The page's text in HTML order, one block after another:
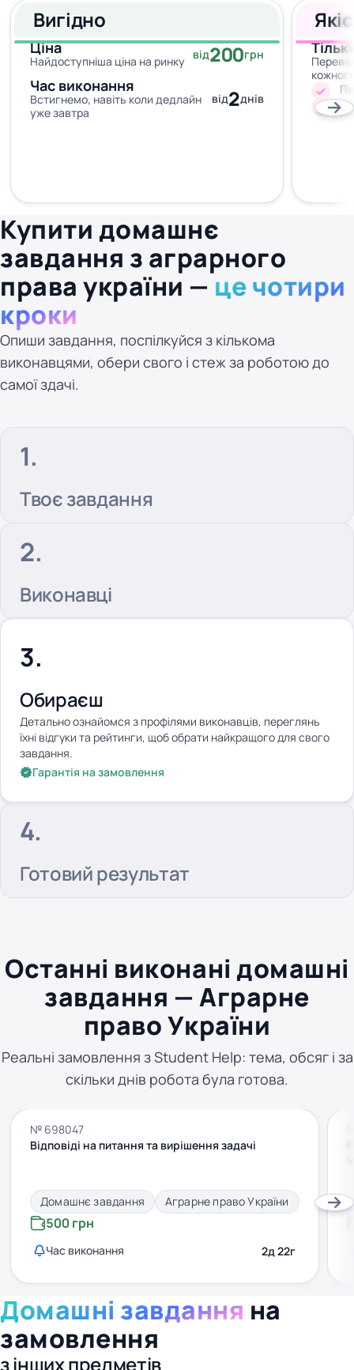
Вигідно
Ціна
Найдоступніша ціна на ринку від200грн
Час виконання
Встигнемо, навіть коли дедлайн
уже завтра
від2днів
Купити домашнє
завдання з аграрного
права україни — це чотири
кроки
Опиши завдання, поспілкуйся з кількома
виконавцями, обери свого і стеж за роботою до
самої здачі.
Твоє завдання
Виконавці
Обираєш
Детально ознайомся з профілями виконавців, переглянь
їхні відгуки та рейтинги, щоб обрати найкращого для свого
завдання.
Гарантія на замовлення
Готовий результат
Останні виконані домашні
завдання — Аграрне
право України
Реальні замовлення з Student Help: тема, обсяг і за
скільки днів робота була готова.
№ 698047
Відповіді на питання та вирішення задачі
Домашнє завдання Аграрне право України
500 грн
Час виконання 2д 22г
Домашні завдання на
замовлення
з інших предметів